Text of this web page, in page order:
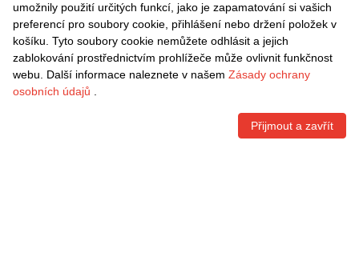
Danxen Pánské Finlay
Herrick #49 Burgundská Bílá
Domů Hráčské Dresy
2025/26 Dres
Kč1.542,60
Danxen Pánské Alexandra
Hennessy #36 Burgundská
Bílá Domů Hráčské Dresy
2025/26 Dres
Kč1.542,60
umožnily použití určitých funkcí, jako je zapamatování si vašich
preferencí pro soubory cookie, přihlášení nebo držení položek v
košíku. Tyto soubory cookie nemůžete odhlásit a jejich
zablokování prostřednictvím prohlížeče může ovlivnit funkčnost
webu. Další informace naleznete v našem Zásady ochrany
osobních údajů
Přijmout a zavřít